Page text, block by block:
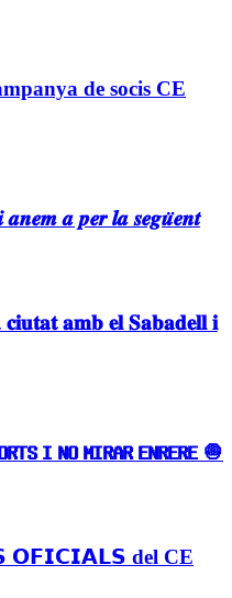
de socis CE
𝒂 𝒑𝒆𝒓 𝒍𝒂 𝒔𝒆𝒈𝒖̈𝒆𝒏𝒕
𝐚𝐦𝐛 𝐞𝐥 𝐒𝐚𝐛𝐚𝐝𝐞𝐥𝐥 𝐢
𝗜 𝗡𝗢 𝗠𝗜𝗥𝗔𝗥 𝗘𝗡𝗥𝗘𝗥𝗘 🧅
𝗢𝗙𝗜𝗖𝗜𝗔𝗟𝗦 del CE